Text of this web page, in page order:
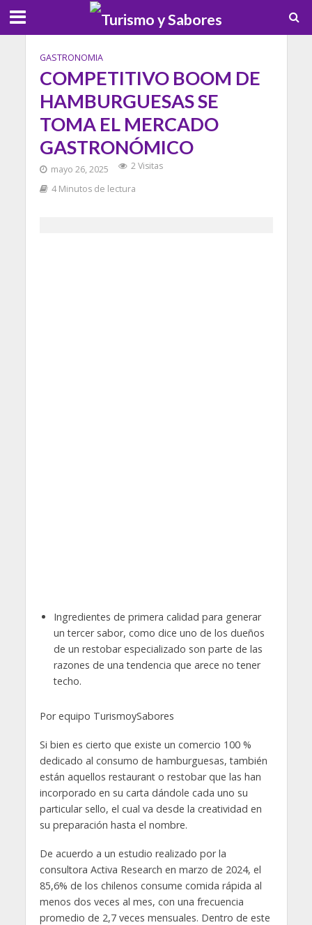
GASTRONOMIA
COMPETITIVO BOOM DE
HAMBURGUESAS SE
TOMA EL MERCADO
GASTRONÓMICO
mayo 26, 2025
2 Visitas
4 Minutos de lectura
Ingredientes de primera calidad para generar
un tercer sabor, como dice uno de los dueños
de un restobar especializado son parte de las
razones de una tendencia que arece no tener
techo.
Por equipo TurismoySabores
Si bien es cierto que existe un comercio 100 %
dedicado al consumo de hamburguesas, también
están aquellos restaurant o restobar que las han
incorporado en su carta dándole cada uno su
particular sello, el cual va desde la creatividad en
su preparación hasta el nombre.
De acuerdo a un estudio realizado por la
consultora Activa Research en marzo de 2024, el
85,6% de los chilenos consume comida rápida al
menos dos veces al mes, con una frecuencia
promedio de 2,7 veces mensuales. Dentro de este